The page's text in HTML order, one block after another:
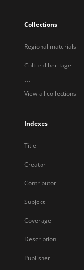
Collections
Regional materials
Cultural heritage
...
View all collections
Indexes
Title
Creator
Contributor
Subject
Coverage
Description
Publisher